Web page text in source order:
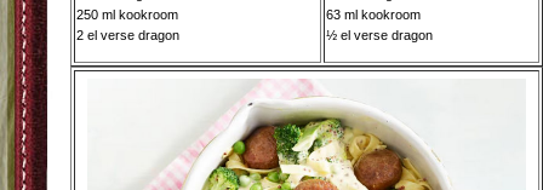
250 ml kookroom
2 el verse dragon
63 ml kookroom
½ el verse dragon